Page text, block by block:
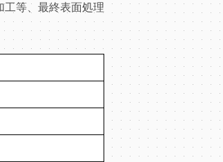
工等、最終表面処理